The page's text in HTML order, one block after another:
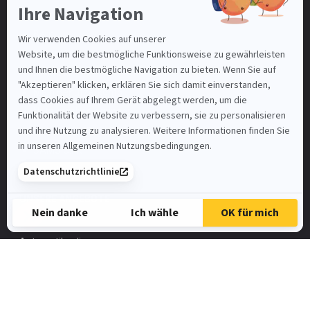
Basel-Stadt
Luzern
St. Gallen
Mein Benutzerkonto
Nutzungsbedingungen
SAMSIC-EMPLOI.CH
SAMSIC.FR
Spontanbewerbung
Automatiker/in